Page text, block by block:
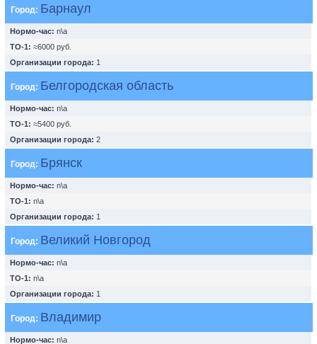
Город: Барнаул
Нормо-час: n\a
ТО-1: ≈6000 руб.
Организации города: 1
Город: Белгородская область
Нормо-час: n\a
ТО-1: ≈5400 руб.
Организации города: 2
Город: Брянск
Нормо-час: n\a
ТО-1: n\a
Организации города: 1
Город: Великий Новгород
Нормо-час: n\a
ТО-1: n\a
Организации города: 1
Город: Владимир
Нормо-час: n\a